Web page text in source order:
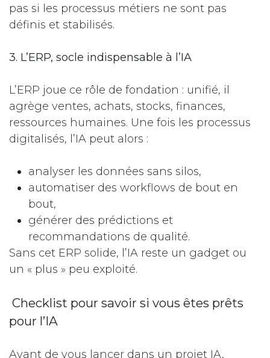
pas si les processus métiers ne sont pas
définis et stabilisés.
3. L’ERP, socle indispensable à l’IA
L’ERP joue ce rôle de fondation : unifié, il
agrège ventes, achats, stocks, finances,
ressources humaines. Une fois les processus
digitalisés, l’IA peut alors :
analyser les données sans silos,
automatiser des workflows de bout en
bout,
générer des prédictions et
recommandations de qualité.
Sans cet ERP solide, l’IA reste un gadget ou
un « plus » peu exploité.
Checklist pour savoir si vous êtes prêts
pour l’IA
Avant de vous lancer dans un projet IA,